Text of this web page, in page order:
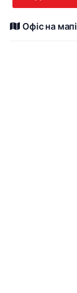
Офіс на мапі